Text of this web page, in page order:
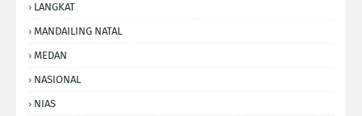
LANGKAT
MANDAILING NATAL
MEDAN
NASIONAL
NIAS